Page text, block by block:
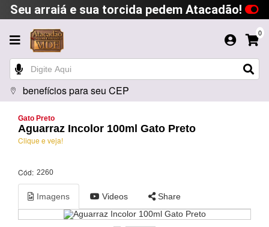
Seu arraiá e sua torcida pedem Atacadão!
0
benefícios para seu CEP
Gato Preto
Aguarraz Incolor 100ml Gato Preto
Clique e veja!
Cód: 2260
Imagens Videos Share